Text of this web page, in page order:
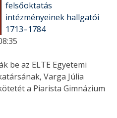
felsőoktatás
intézményeinek hallgatói
1713–1784
be az ELTE Egyetemi
Varga Júlia
a Piarista Gimnázium